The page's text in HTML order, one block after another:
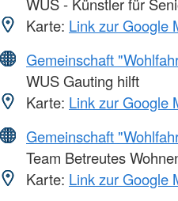
Karte: Link zur Google
Gemeinschaft
WUS Gauting hilft
Karte: Link zur Google
Gemeinschaft
Team Betreutes
Karte: Link zur Google